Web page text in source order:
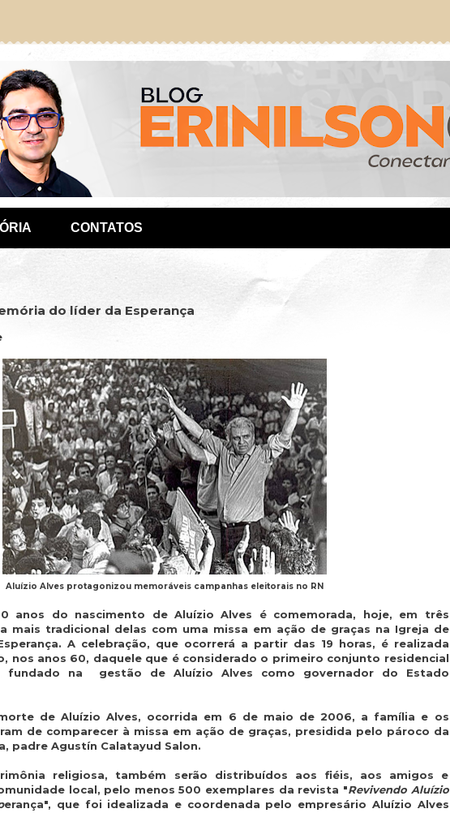
CONTATOS
do líder da Esperança
Aluízio Alves protagonizou memoráveis campanhas eleitorais no RN
anos do nascimento de Aluízio Alves é comemorada, hoje, em três
mais tradicional delas com uma missa em ação de graças na Igreja de
A celebração, que ocorrerá a partir das 19 horas, é realizada
nos anos 60, daquele que é considerado o primeiro conjunto residencial
fundado na gestão de Aluízio Alves como governador do Estado
de Aluízio Alves, ocorrida em 6 de maio de 2006, a família e os
de comparecer à missa em ação de graças, presidida pelo pároco da
padre Agustín Calatayud Salon.
religiosa, também serão distribuídos aos fiéis, aos amigos e
local, pelo menos 500 exemplares da revista "Revivendo Aluízio
erança", que foi idealizada e coordenada pelo empresário Aluízio Alves